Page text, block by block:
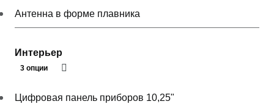
Антенна в форме плавника
Интерьер
3 опции
Цифровая панель приборов 10,25"